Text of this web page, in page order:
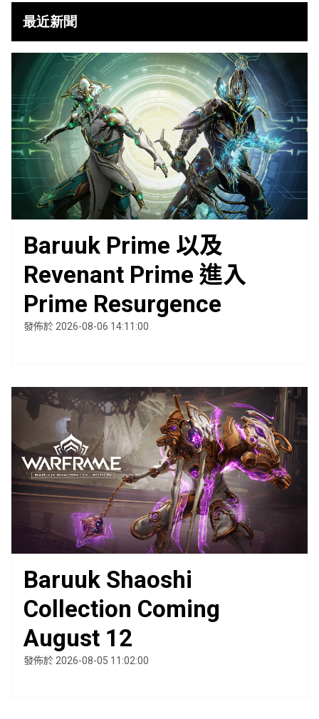
最近新聞
Baruuk Prime 以及
Revenant Prime 進入
Prime Resurgence
發佈於 2026-08-06 14:11:00
Baruuk Shaoshi
Collection Coming
August 12
發佈於 2026-08-05 11:02:00